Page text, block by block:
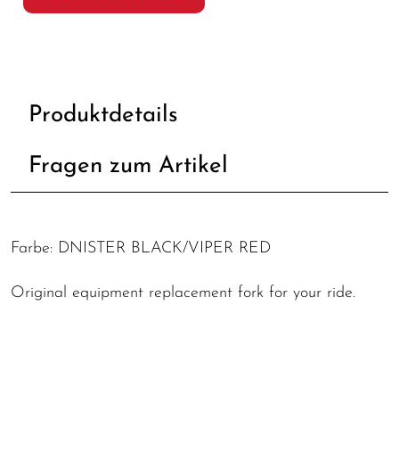
Produktdetails
Fragen zum Artikel
Farbe: DNISTER BLACK/VIPER RED
Original equipment replacement fork for your ride.